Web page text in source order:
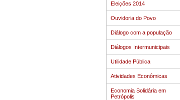
Eleições 2014
Ouvidoria do Povo
Diálogo com a população
Diálogos Intermunicipais
Utilidade Pública
Atividades Econômicas
Economia Solidária em
Petrópolis